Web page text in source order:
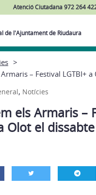
Atenció Ciutadana 972 264
de l'Ajuntament de Riudaura
– Festival LGTBI+
, Notícies
els Armaris –
Olot el